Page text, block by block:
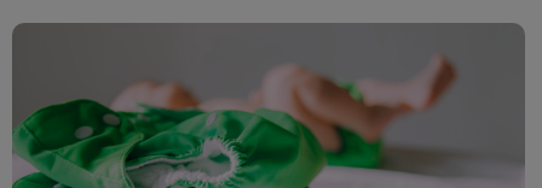
szybko i delikatnie usunąć zalegającą wydzielinę.